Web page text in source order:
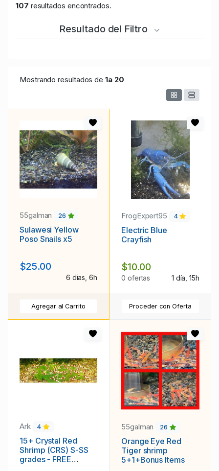
107 resultados encontrados.
Resultado del Filtro
Mostrando resultados de1a 20
55galman 26
Sulawesi Yellow
Poso Snails x5
$25.00
6 dias, 6h
Agregar al Carrito
FrogExpert95 4
Electric Blue
Crayfish
$10.00
0 ofertas 1 día, 15h
Proceder con Oferta
Ark 4
15+ Crystal Red
Shrimp (CRS) S-SS
grades - FREE
55galman 26
Orange Eye Red
Tiger shrimp
5+1+Bonus Items